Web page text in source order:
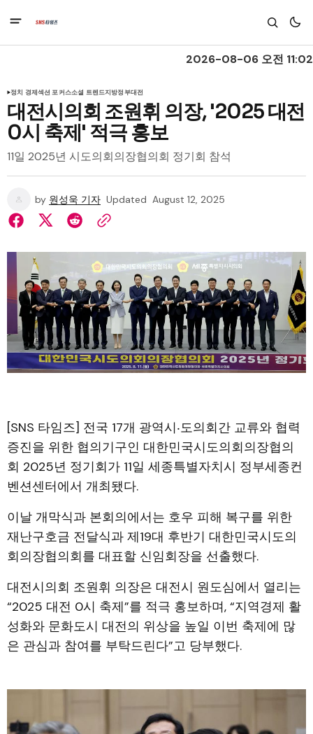
2026-08-06 오전 11:02
정치 경제섹션 포커스소셜 트렌드지방정부대전
대전시의회 조원휘 의장, '2025 대전
0시 축제' 적극 홍보
11일 2025년 시도의회의장협의회 정기회 참석
by 원성욱 기자 Updated August 12, 2025
[SNS 타임즈] 전국 17개 광역시‧도의회간 교류와 협력
증진을 위한 협의기구인 대한민국시도의회의장협의
회 2025년 정기회가 11일 세종특별자치시 정부세종컨
벤션센터에서 개최됐다.
이날 개막식과 본회의에서는 호우 피해 복구를 위한
재난구호금 전달식과 제19대 후반기 대한민국시도의
회의장협의회를 대표할 신임회장을 선출했다.
대전시의회 조원휘 의장은 대전시 원도심에서 열리는
“2025 대전 0시 축제”를 적극 홍보하며, “지역경제 활
성화와 문화도시 대전의 위상을 높일 이번 축제에 많
은 관심과 참여를 부탁드린다”고 당부했다.